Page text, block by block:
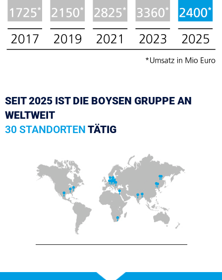
SEIT 2025 IST DIE BOYSEN GRUPPE AN
WELTWEIT
30 STANDORTEN TÄTIG